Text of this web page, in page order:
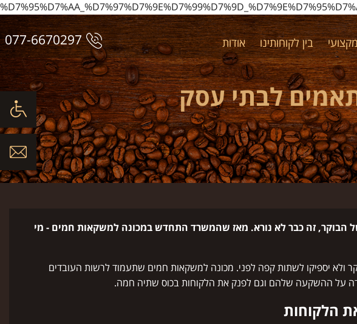
בין לקוחותינו אודות 077-6670297
לבתי עסק
הבוקר, זה כבר לא נורא. מאז שהמשרד התחדש במכונה למשקאות חמים - מי
ולא יספיקו לשתות קפה לפני. מכונה למשקאות חמים שתעמוד לרשות העובדים
על ההשקעה שלהם וגם לפנק את הלקוחות בכוס שתיה חמה.
הלקוחות